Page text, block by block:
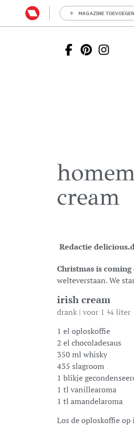
MAGAZINE TOEVOEGEN
cream
Redactie delicious.
Christmas is coming
welteverstaan. We
irish cream
drank | voor 1 ¼ liter
1 el oploskoffie
2 el chocoladesaus
350 ml whisky
435 slagroom
1 blikje
1 tl vanillearoma
1 tl amandelaroma
Los de oploskoffie